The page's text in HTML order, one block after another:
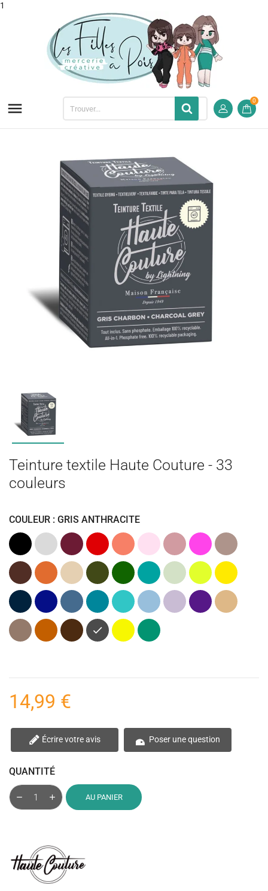
1
 0
Teinture textile Haute Couture - 33
couleurs
COULEUR : GRIS ANTHRACITE
Noir
Gris
clair
BordeauxRouge Corail Rose
pastel
Rose
(Vieux)
Rose
fuchsia
Taupe
(Marron)
MarronOrangeBeige
Kaki
(Vert
Armée)
Vert
foncé
Vert
Canard
Vert
menthe
Lime
(Citron)
Jaune
vif
Bleu
marine
Bleu
cobalt
Bleu
jeans
Pétrole
(Bleu)
Bleu
turquoise
Bleu
Clair
Lavande
(Violet)
Violet Naturel
Marron
clair
TerracottaMarron
foncé
Gris
anthracite
Jaune
Fluo
Vert
émeraude
14,99 €
Écrire votre avis Poser une question
QUANTITÉ
AU PANIER